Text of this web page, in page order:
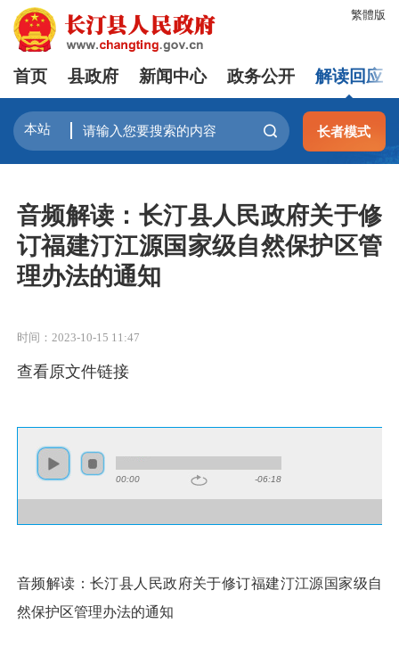
繁體版
首页 县政府 新闻中心 政务公开 解读回应
长者模式
音频解读：长汀县人民政府关于修
订福建汀江源国家级自然保护区管
理办法的通知
时间：2023-10-15 11:47
查看原文件链接
00:00 -06:18
音频解读：长汀县人民政府关于修订福建汀江源国家级自
然保护区管理办法的通知